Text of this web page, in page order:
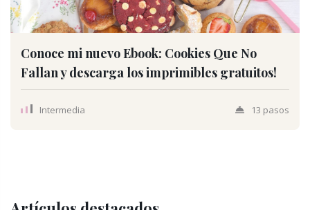
Conoce mi nuevo Ebook: Cookies Que No
Fallan y descarga los imprimibles gratuitos!
Intermedia 13 pasos